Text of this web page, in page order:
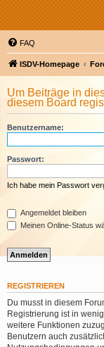
FAQ
ISDV-Homepage
Um Beiträge in
diesem Board
Benutzername:
Passwort:
Ich habe mein Passwort
Angemeldet bleiben
Meinen Online-Status
REGISTRIEREN
Du musst in diesem
Registrierung ist in
weitere Funktionen
Benutzern auch